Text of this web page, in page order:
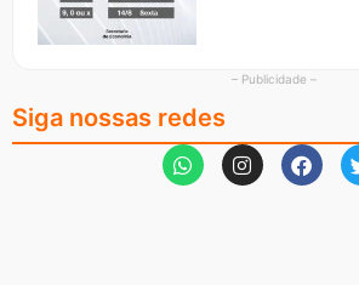
– Publicidade –
Siga nossas redes